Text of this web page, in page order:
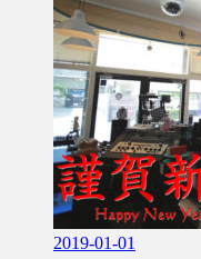
2019-01-01